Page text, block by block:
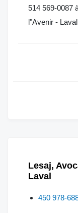
514 569-0087
l"Avenir -
Lesaj,
Laval
450 978-